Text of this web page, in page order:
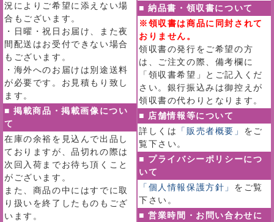
況によりご希望に添えない場
合もございます。
・日曜・祝日お届け、また夜
間配送はお受付できない場合
もございます。
・海外へのお届けは別途送料
が必要です。お見積もり致し
ます。
■ 掲載商品・掲載画像につい
て
在庫の余裕を見込んで出品し
ておりますが、品切れの際は
次回入荷までお待ち頂くこと
がございます。
また、商品の中にはすでに取
り扱いを終了したものもござ
います。
■ 納品書・領収書について
※領収書は商品に同封されて
おりません。
領収書の発行をご希望の方
は、ご注文の際、備考欄に
「領収書希望」とご記入くだ
さい。銀行振込みは御控えが
領収書の代わりとなります。
■ 店舗情報等について
詳しくは
「販売者概要」 をご
覧下さい。
■ プライバシーポリシーにつ
いて
「個人情報保護方針」 をご覧
下さい。
■ 営業時間・お問い合わせに